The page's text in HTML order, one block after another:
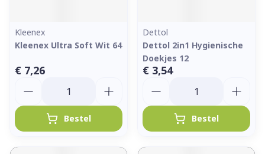
Kleenex
Kleenex Ultra Soft Wit 64
€ 7,26
Bestel
Dettol
Dettol 2in1 Hygienische
Doekjes 12
€ 3,54
Bestel